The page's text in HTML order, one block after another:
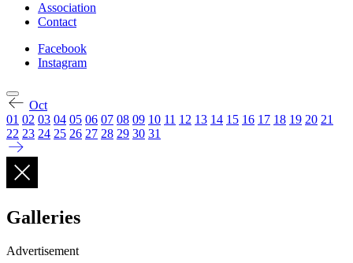
Navigation
Meta
Kalender
EN
Association
Contact
Navigation
Social
Facebook
Instagram
Oct
01 02 03 04 05 06 07 08 09 10 11 12 13 14 15 16 17 18 19 20 21
22 23 24 25 26 27 28 29 30 31
Galleries
Advertisement